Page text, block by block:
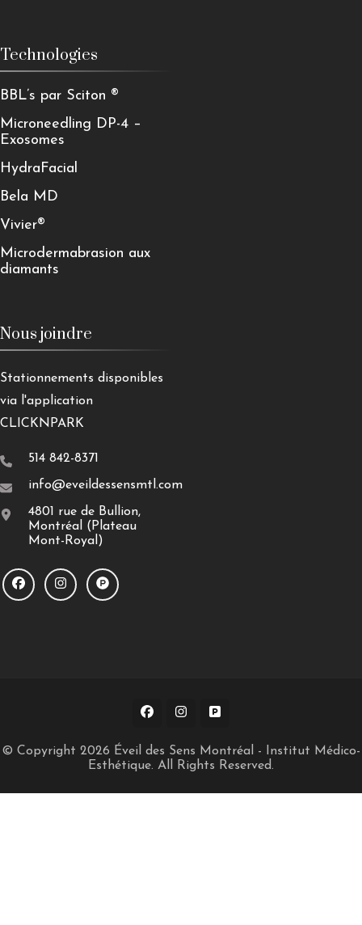
Technologies
BBL’s par Sciton ®
Microneedling DP-4 –
Exosomes
HydraFacial
Bela MD
Vivier®
Microdermabrasion aux
diamants
Nous joindre
Stationnements disponibles
via l'application
CLICKNPARK
514 842-8371
info@eveildessensmtl.com
4801 rue de Bullion,
Montréal (Plateau
Mont-Royal)
© Copyright 2026 Éveil des Sens Montréal - Institut Médico-
Esthétique. All Rights Reserved.